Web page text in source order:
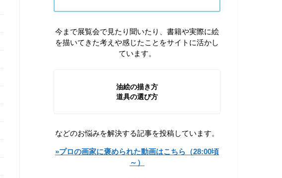
今まで展覧会で見たり聞いたり、書籍や実際に絵
を描いてきた考えや感じたことをサイトに活かし
ています。
油絵の描き方
道具の選び方
などのお悩みを解決する記事を投稿しています。
»プロの画家に褒められた動画はこちら（28:00頃
～）